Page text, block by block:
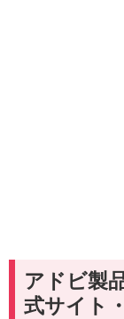
アドビ製
式サイト